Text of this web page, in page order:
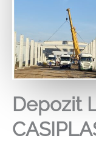
Depozit